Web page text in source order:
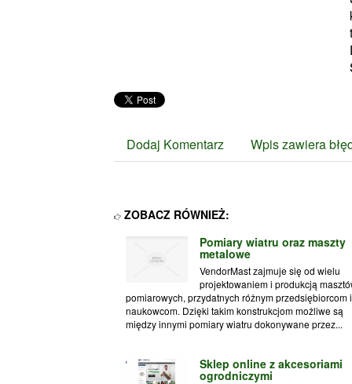
Dodaj Komentarz Wpis zawiera
ZOBACZ RÓWNIEŻ:
Pomiary wiatru oraz maszty
metalowe
VendorMast zajmuje się od wielu
projektowaniem i produkcją
pomiarowych, przydatnych różnym przedsiębiorcom i
naukowcom. Dzięki takim konstrukcjom możliwe są
między innymi pomiary wiatru dokonywane przez...
Sklep online z akcesoriami
ogrodniczymi